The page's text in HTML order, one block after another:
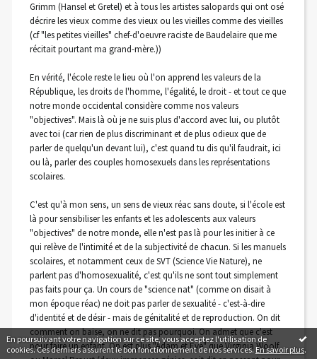
En poursuivant votre navigation sur ce site, vous acceptez l'utilisation de
cookies. Ces derniers assurent le bon fonctionnement de nos services. En savoir plus.
Grimm (Hansel et Gretel) et à tous les artistes salopards qui ont osé
décrire les vieux comme des vieux ou les vieilles comme des vieilles
(cf "les petites vieilles" chef-d'oeuvre raciste de Baudelaire que me
récitait pourtant ma grand-mère.))
En vérité, l'école reste le lieu où l'on apprend les valeurs de la
République, les droits de l'homme, l'égalité, le droit - et tout ce que
notre monde occidental considère comme nos valeurs
"objectives". Mais là où je ne suis plus d'accord avec lui, ou plutôt
avec toi (car rien de plus discriminant et de plus odieux que de
parler de quelqu'un devant lui), c'est quand tu dis qu'il faudrait, ici
ou là, parler des couples homosexuels dans les représentations
scolaires.
C'est qu'à mon sens, un sens de vieux réac sans doute, si l'école est
là pour sensibiliser les enfants et les adolescents aux valeurs
"objectives" de notre monde, elle n'est pas là pour les initier à ce
qui relève de l'intimité et de la subjectivité de chacun. Si les manuels
scolaires, et notamment ceux de SVT (Science Vie Nature), ne
parlent pas d'homosexualité, c'est qu'ils ne sont tout simplement
pas faits pour ça. Un cours de "science nat" (comme on disait à
mon époque réac) ne doit pas parler de sexualité - c'est-à-dire
d'identité et de désir - mais de génitalité et de reproduction. On dit
comment on baise, on ne dit pas pourquoi. On admet que c'est
pour faire un enfant. On est plus "Adam et Eve" que Virginia Woolf